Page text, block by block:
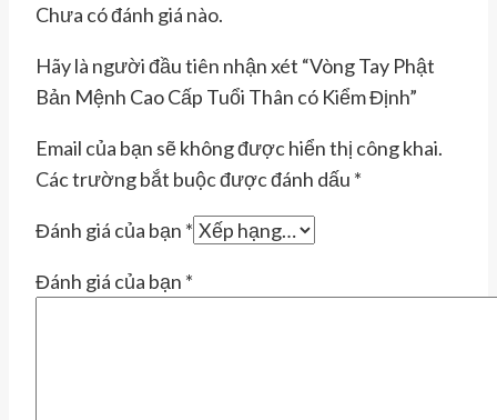
Chưa có đánh giá nào.
Hãy là người đầu tiên nhận xét “Vòng Tay Phật
Bản Mệnh Cao Cấp Tuổi Thân có Kiểm Định”
Email của bạn sẽ không được hiển thị công khai.
Các trường bắt buộc được đánh dấu *
Đánh giá của bạn *
Đánh giá của bạn *